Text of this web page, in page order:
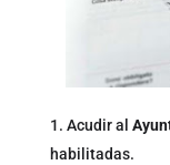
Acudir al
habilitadas.